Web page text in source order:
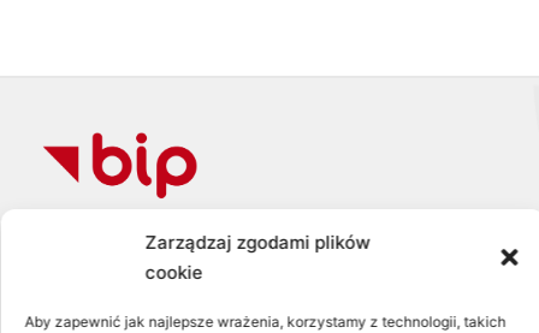
Zarządzaj zgodami plików
cookie
Aby zapewnić jak najlepsze wrażenia, korzystamy z technologii, takich
Zespół Szkół im. Gen. Dezyderego
Chłapowskiego